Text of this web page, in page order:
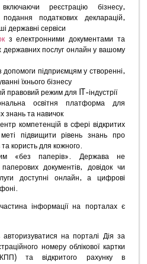
реєстрацію бізнесу,
податкових декларацій,
державні сервіси
з електронними документами та
державних послуг онлайн у вашому
допомоги підприємцям у створенні,
їхнього бізнесу
правовий режим для IT-індустрії
освітня платформа для
знань та навичок
компетенцій в сфері відкритих
підвищити рівень знань про
та користь для кожного.
«без паперів». Держава не
документів, довідок чи
доступні онлайн, а цифрові
інформації на порталах є
авторизуватися на порталі Дія за
номеру облікової картки
та відкритого рахунку в